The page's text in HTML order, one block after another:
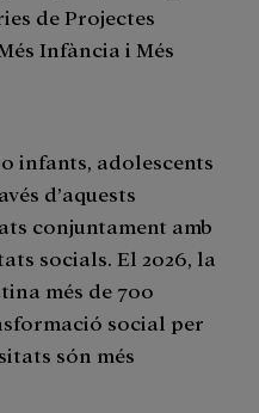
de Projectes
Infància i Més
infants, adolescents
d’aquests
conjuntament amb
socials. El 2026, la
més de 700
social per
són més